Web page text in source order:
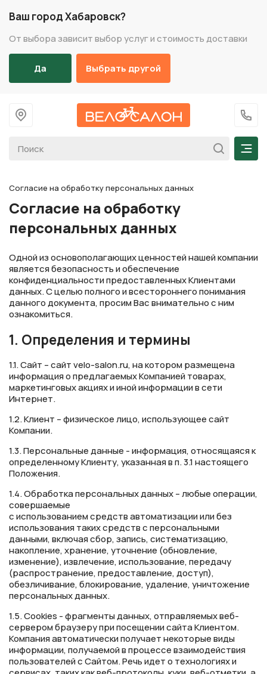
Ваш город Хабаровск?
От выбора зависит выбор услуг и стоимость доставки
Да Выбрать другой
На главную
+7
Согласие на обработку персональных данных
Согласие на обработку
персональных данных
Одной из основополагающих ценностей нашей компании
является безопасность и обеспечение
конфиденциальности предоставленных Клиентами
данных. С целью полного и всестороннего понимания
данного документа, просим Вас внимательно с ним
ознакомиться.
1. Определения и термины
1.1. Сайт – сайт velo-salon.ru, на котором размещена
информация о предлагаемых Компанией товарах,
маркетинговых акциях и иной информации в сети
Интернет.
1.2. Клиент – физическое лицо, использующее сайт
Компании.
1.3. Персональные данные - информация, относящаяся к
определенному Клиенту, указанная в п. 3.1 настоящего
Положения.
1.4. Обработка персональных данных – любые операции,
совершаемые
с использованием средств автоматизации или без
использования таких средств с персональными
данными, включая сбор, запись, систематизацию,
накопление, хранение, уточнение (обновление,
изменение), извлечение, использование, передачу
(распространение, предоставление, доступ),
обезличивание, блокирование, удаление, уничтожение
персональных данных.
1.5. Cookies - фрагменты данных, отправляемых веб-
сервером браузеру при посещении сайта Клиентом.
Компания автоматически получает некоторые виды
информации, получаемой в процессе взаимодействия
пользователей с Cайтом. Речь идет о технологиях и